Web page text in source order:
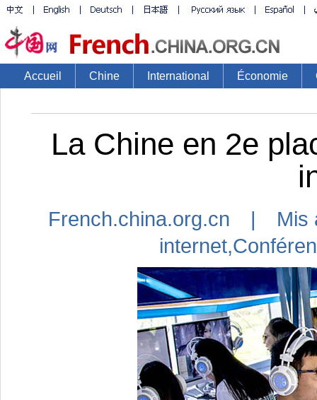
Accueil Chine International Économie
La Chine en 2e
French.china.org.cn |
internet,